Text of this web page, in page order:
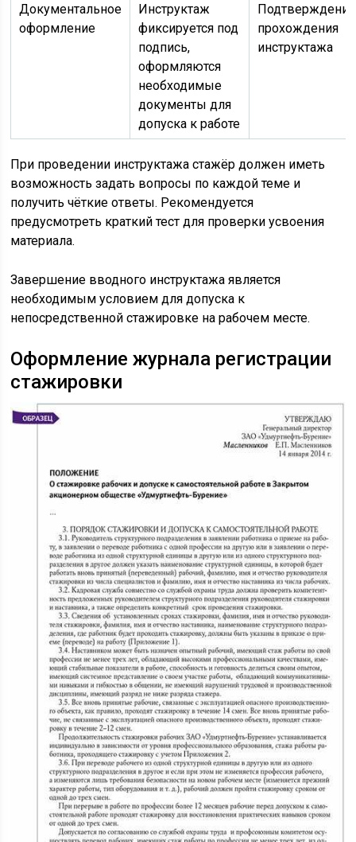
Документальное
оформление
Инструктаж
фиксируется под
подпись,
оформляются
необходимые
документы для
допуска к работе
Подтверждение
прохождения
инструктажа
При проведении инструктажа стажёр должен иметь
возможность задать вопросы по каждой теме и
получить чёткие ответы. Рекомендуется
предусмотреть краткий тест для проверки усвоения
материала.
Завершение вводного инструктажа является
необходимым условием для допуска к
непосредственной стажировке на рабочем месте.
Оформление журнала регистрации
стажировки